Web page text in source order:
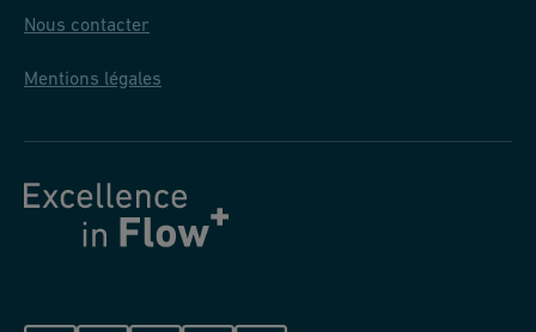
Nous contacter
Mentions légales